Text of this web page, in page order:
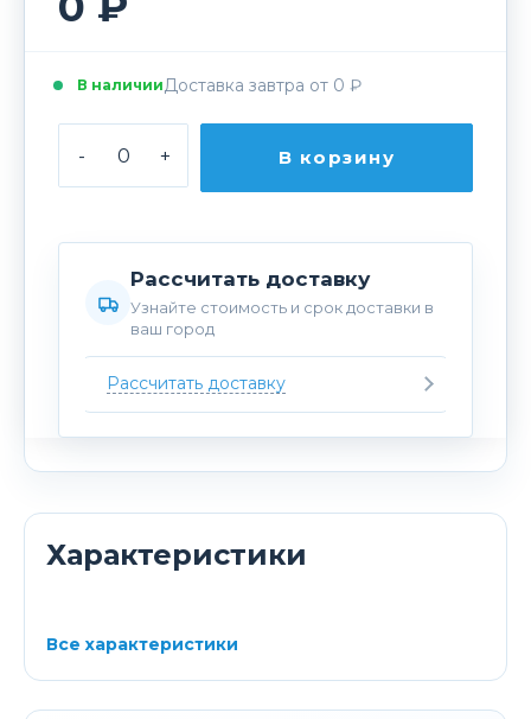
В наличииДоставка завтра от 0 ₽
- + В корзину
Рассчитать доставку
Узнайте стоимость и срок доставки в
ваш город
Рассчитать доставку
Характеристики
Все характеристики